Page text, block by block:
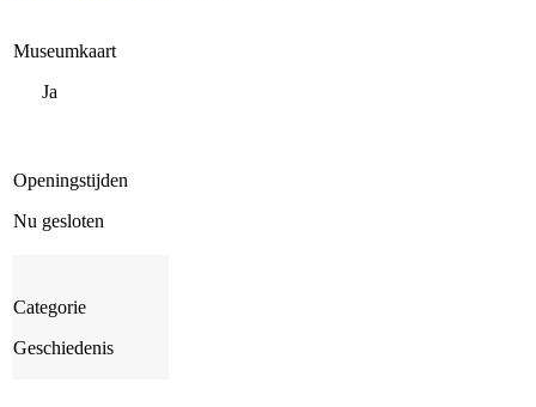
Museumkaart
Ja
Openingstijden
Nu gesloten
Categorie
Geschiedenis